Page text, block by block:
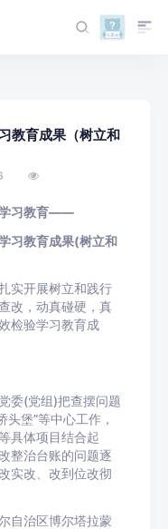
教育成果（树立和
习教育——
教育成果(树立和
开展树立和践行
改，动真碰硬，真
检验学习教育成
(党组)把查摆问题
头堡”等中心工作，
具体项目结合起
整治台账的问题逐
实改、改到位改彻
治区博尔塔拉蒙